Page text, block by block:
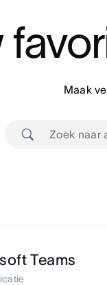
Maak
Teams